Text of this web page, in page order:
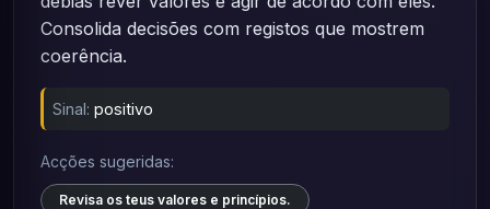
Consolida decisões com registos que mostrem
coerência.
Sinal: positivo
Acções sugeridas:
Revisa os teus valores e princípios.